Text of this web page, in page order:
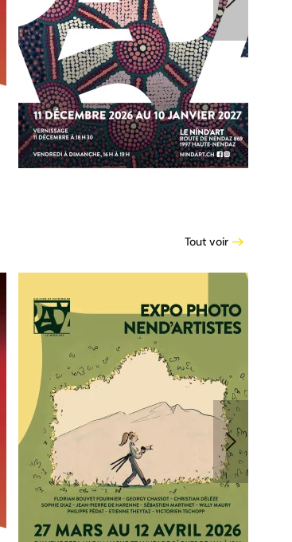
Tout voir